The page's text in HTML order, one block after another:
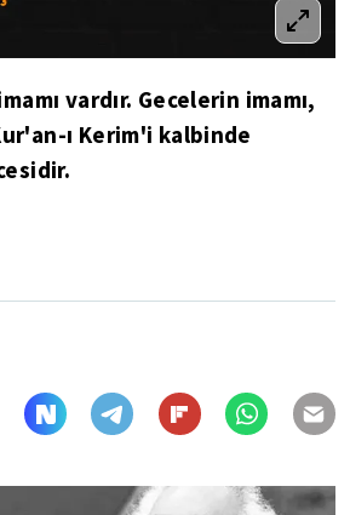
vardır. Gecelerin imamı,
ı Kerim'i kalbinde